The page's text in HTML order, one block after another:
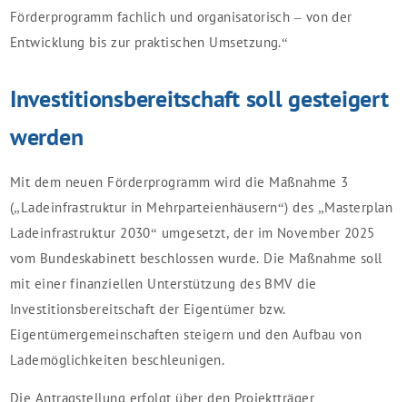
Förderprogramm fachlich und organisatorisch – von der
Entwicklung bis zur praktischen Umsetzung.“
Investitionsbereitschaft soll gesteigert
werden
Mit dem neuen Förderprogramm wird die Maßnahme 3
(„Ladeinfrastruktur in Mehrparteienhäusern“) des „Masterplan
Ladeinfrastruktur 2030“ umgesetzt, der im November 2025
vom Bundeskabinett beschlossen wurde. Die Maßnahme soll
mit einer finanziellen Unterstützung des BMV die
Investitionsbereitschaft der Eigentümer bzw.
Eigentümergemeinschaften steigern und den Aufbau von
Lademöglichkeiten beschleunigen.
Die Antragstellung erfolgt über den Projektträger